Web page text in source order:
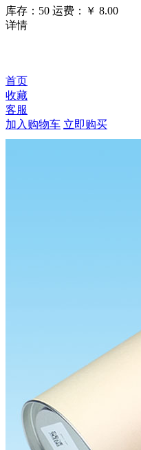
库存：50 运费：￥ 8.00
详情
首页
收藏
客服
加入购物车 立即购买